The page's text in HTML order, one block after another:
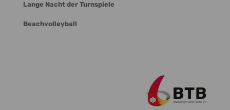
Lange Nacht der Turnspiele
Beachvolleyball